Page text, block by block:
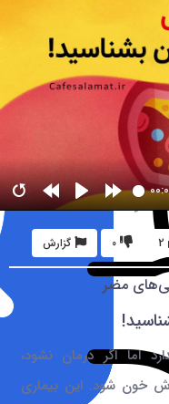
گزارش 0 2
مضر
اما اگر درمان نشود،
خون شود. این بیماری